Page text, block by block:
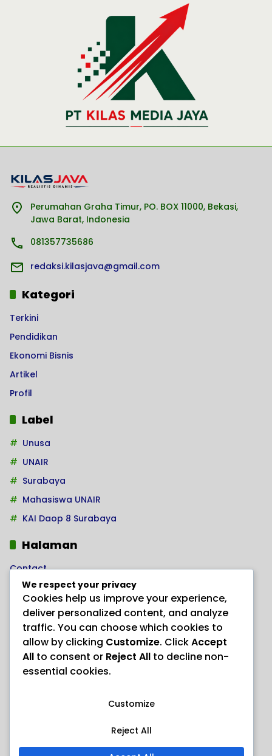
Perumahan Graha Timur, PO. BOX 11000, Bekasi,
Jawa Barat, Indonesia
081357735686
redaksi.kilasjava@gmail.com
Kategori
Terkini
Pendidikan
Ekonomi Bisnis
Artikel
Profil
Label
Unusa
UNAIR
Surabaya
Mahasiswa UNAIR
KAI Daop 8 Surabaya
Halaman
Contact
Home
Kode Etik Jurnalistik
Pedoman Hak Jawab
Pedoman Media Siber
PRODUK HERBAL AJAIB “ANAYL STORE”
We respect your privacy
Cookies help us improve your experience,
deliver personalized content, and analyze
traffic. You can choose which cookies to
allow by clicking Customize. ClickAccept
All to consent or Reject All to decline non-
essential cookies.
Customize
Reject All